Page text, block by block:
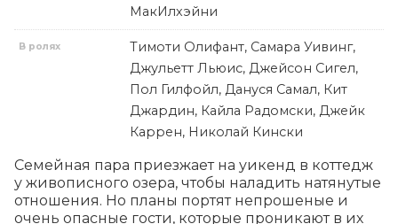
МакИлхэйни
В ролях
Тимоти Олифант, Самара Уивинг,
Джульетт Льюис, Джейсон Сигел,
Пол Гилфойл, Дануся Самал, Кит
Джардин, Кайла Радомски, Джейк
Каррен, Николай Кински
Семейная пара приезжает на уикенд в коттедж
у живописного озера, чтобы наладить натянутые
отношения. Но планы портят непрошеные и
очень опасные гости, которые проникают в их